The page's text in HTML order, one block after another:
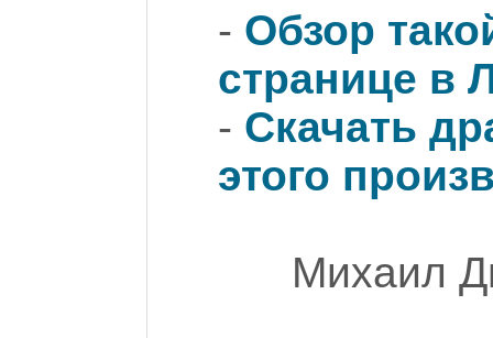
- Обзор
странице в
- Скачать
этого
Михаил